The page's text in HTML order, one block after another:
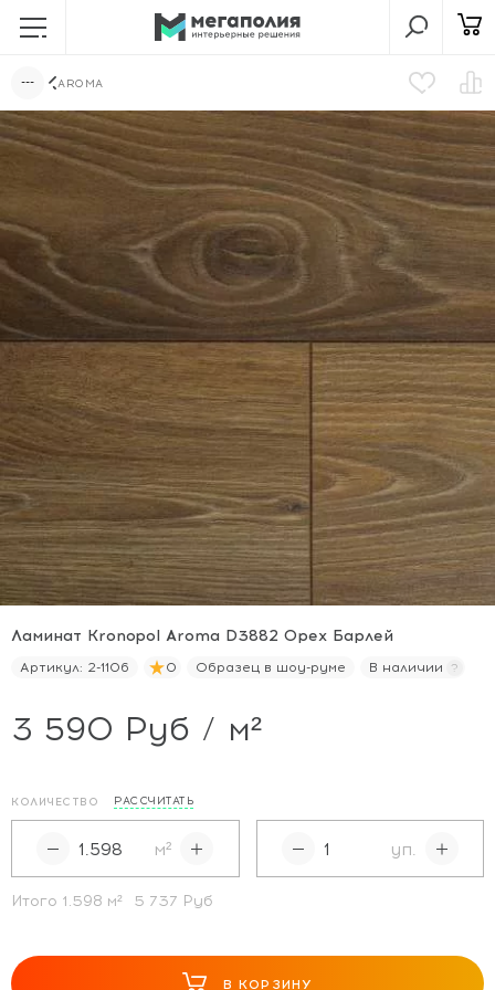
AROMA
Ламинат Kronopol Aroma D3882 Орех Барлей
Артикул: 2-1106 0 Образец в шоу-руме В наличии
3 590 Руб / м²
КОЛИЧЕСТВО РАССЧИТАТЬ
м² уп.
Итого 1.598 м² 5 737 Руб
В КОРЗИНУ